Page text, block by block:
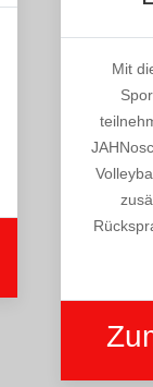
Mit